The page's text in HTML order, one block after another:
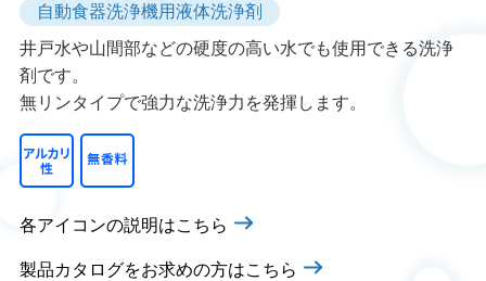
自動食器洗浄機用液体洗浄剤
井戸水や山間部などの硬度の高い水でも使用できる洗浄
剤です。
無リンタイプで強力な洗浄力を発揮します。
各アイコンの説明はこちら
製品カタログをお求めの方はこちら